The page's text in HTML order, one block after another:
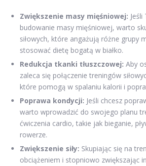
Zwiększenie masy mięśniowej:
budowanie masy mięśniowej, warto
siłowych, które angażują różne grupy
stosować dietę bogatą w białko.
Redukcja tkanki tłuszczowej: Aby
zaleca się połączenie treningów
które pomogą w spalaniu kalorii i
Poprawa kondycji: Jeśli chcesz
warto wprowadzić do swojego planu
ćwiczenia cardio, takie jak bieganie,
rowerze.
Zwiększenie siły: Skupiając się na
obciążeniem i stopniowo zwiększając